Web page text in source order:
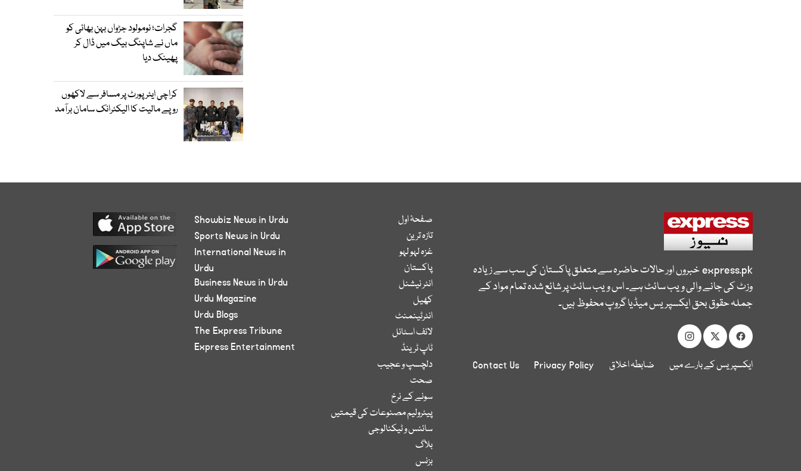
گجرات؛ نومولود جڑواں بہن بھائی کو
ماں نے شاپنگ بیگ میں ڈال کر
پھینک دیا
کراچی ایئرپورٹ پر مسافر سے لاکھوں
روپے مالیت کا الیکٹرانک سامان برآمد
express.pkخبروں اور حالات حاضرہ سے متعلق پاکستان کی سب سے زیادہ
وزٹ کی جانے والی ویب سائٹ ہے۔ اس ویب سائٹ پر شائع شدہ تمام مواد کے
جملہ حقوق بحق ایکسپریس میڈیا گروپ محفوظ ہیں۔
ایکسپریس کے بارے میں ضابطہ اخلاق Privacy Policy
Contact Us
صفحۂ اول
تازہ ترین
غزہ لہو لہو
پاکستان
انٹر نیشنل
کھیل
انٹرٹینمنٹ
لائف اسٹائل
ٹاپ ٹرینڈ
دلچسپ و عجیب
صحت
سونے کے نرخ
پیٹرولیم مصنوعات کی قیمتیں
سائنس و ٹیکنالوجی
بلاگ
بزنس
Showbiz News in Urdu
Sports News in Urdu
International News in
Urdu
Business News in Urdu
Urdu Magazine
Urdu Blogs
The Express Tribune
Express Entertainment